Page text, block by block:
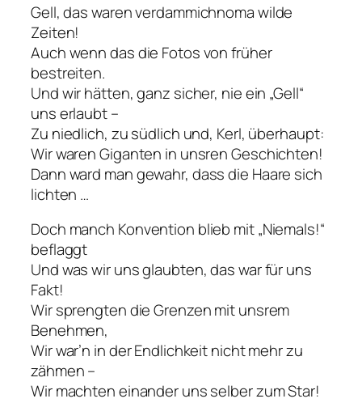
Gell, das waren verdammichnoma wilde
Zeiten!
Auch wenn das die Fotos von früher
bestreiten.
Und wir hätten, ganz sicher, nie ein „Gell“
uns erlaubt –
Zu niedlich, zu südlich und, Kerl, überhaupt:
Wir waren Giganten in unsren Geschichten!
Dann ward man gewahr, dass die Haare sich
lichten …
Doch manch Konvention blieb mit „Niemals!“
beflaggt
Und was wir uns glaubten, das war für uns
Fakt!
Wir sprengten die Grenzen mit unsrem
Benehmen,
Wir war’n in der Endlichkeit nicht mehr zu
zähmen –
Wir machten einander uns selber zum Star!